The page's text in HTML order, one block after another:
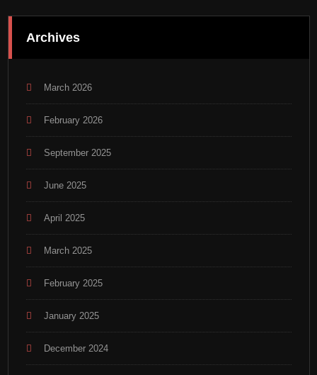
Archives
March 2026
February 2026
September 2025
June 2025
April 2025
March 2025
February 2025
January 2025
December 2024